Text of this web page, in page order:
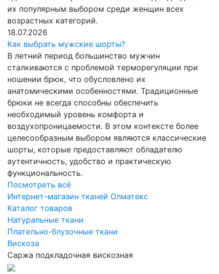
их популярным выбором среди женщин всех
возрастных категорий.
18.07.2026
Как выбрать мужские шорты?
В летний период большинство мужчин
сталкиваются с проблемой терморегуляции при
ношении брюк, что обусловлено их
анатомическими особенностями. Традиционные
брюки не всегда способны обеспечить
необходимый уровень комфорта и
воздухопроницаемости. В этом контексте более
целесообразным выбором являются классические
шорты, которые предоставляют обладателю
аутентичность, удобство и практическую
функциональность.
Посмотреть всё
Интернет-магазин тканей Олматекс
Каталог товаров
Натуральные ткани
Плательно-блузочные ткани
Вискоза
Саржа подкладочная вискозная